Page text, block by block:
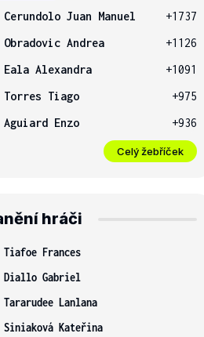
Cerundolo Juan Manuel
+1737
Obradovic Andrea
+1126
Eala Alexandra
+1091
Torres Tiago
+975
Aguiard Enzo
+936
Celý žebříček
hráči
Tiafoe Frances
Diallo Gabriel
Tararudee Lanlana
Siniaková Kateřina